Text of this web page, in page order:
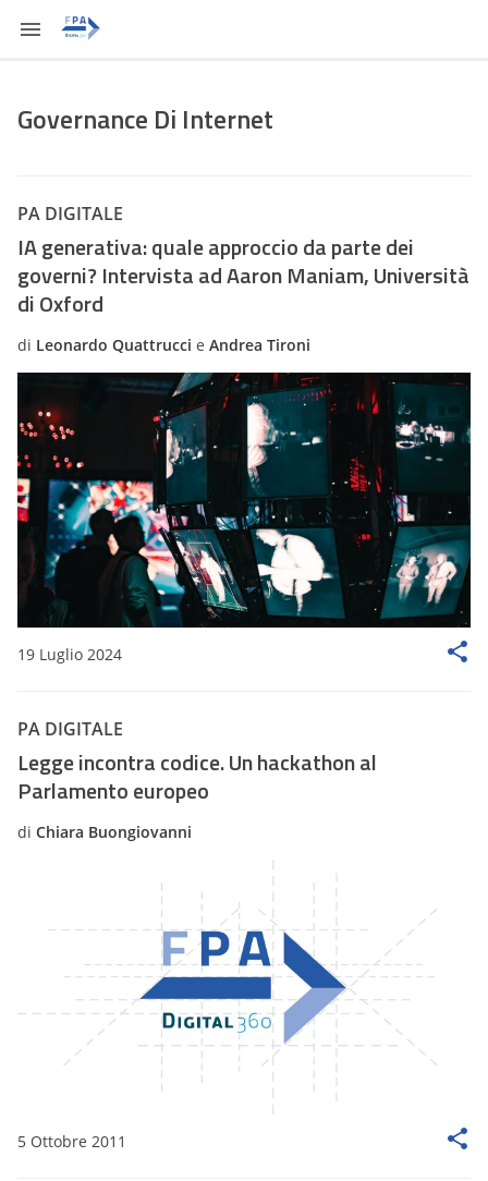
Governance Di Internet
PA DIGITALE
IA generativa: quale approccio da parte dei
governi? Intervista ad Aaron Maniam, Università
di Oxford
di Leonardo Quattrucci e Andrea Tironi
19 Luglio 2024
PA DIGITALE
Legge incontra codice. Un hackathon al
Parlamento europeo
di Chiara Buongiovanni
5 Ottobre 2011